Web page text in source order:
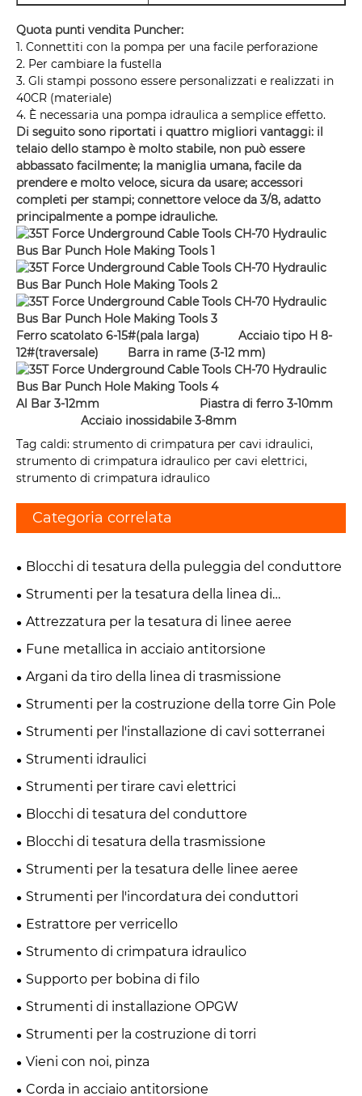
Quota punti vendita Puncher:
1. Connettiti con la pompa per una facile perforazione
2. Per cambiare la fustella
3. Gli stampi possono essere personalizzati e realizzati in
40CR (materiale)
4. È necessaria una pompa idraulica a semplice effetto.
Di seguito sono riportati i quattro migliori vantaggi: il
telaio dello stampo è molto stabile, non può essere
abbassato facilmente; la maniglia umana, facile da
prendere e molto veloce, sicura da usare; accessori
completi per stampi; connettore veloce da 3/8, adatto
principalmente a pompe idrauliche.
Ferro scatolato 6-15#(pala larga) Acciaio tipo H 8-
12#(traversale) Barra in rame (3-12 mm)
Al Bar 3-12mm Piastra di ferro 3-10mm
Acciaio inossidabile 3-8mm
Tag caldi: strumento di crimpatura per cavi idraulici,
strumento di crimpatura idraulico per cavi elettrici,
strumento di crimpatura idraulico
Categoria correlata
Blocchi di tesatura della puleggia del conduttore
Strumenti per la tesatura della linea di
trasmissione
Attrezzatura per la tesatura di linee aeree
Fune metallica in acciaio antitorsione
Argani da tiro della linea di trasmissione
Strumenti per la costruzione della torre Gin Pole
Strumenti per l'installazione di cavi sotterranei
Strumenti idraulici
Strumenti per tirare cavi elettrici
Blocchi di tesatura del conduttore
Blocchi di tesatura della trasmissione
Strumenti per la tesatura delle linee aeree
Strumenti per l'incordatura dei conduttori
Estrattore per verricello
Strumento di crimpatura idraulico
Supporto per bobina di filo
Strumenti di installazione OPGW
Strumenti per la costruzione di torri
Vieni con noi, pinza
Corda in acciaio antitorsione